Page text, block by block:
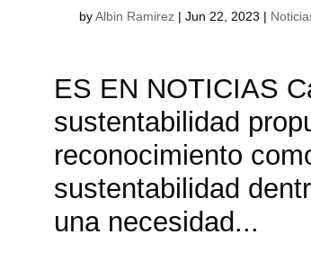
byAlbin Ramirez |Jun 22, 2023 |
ES EN NOTICIAS
sustentabilidad
reconocimiento
sustentabilidad
una necesidad...